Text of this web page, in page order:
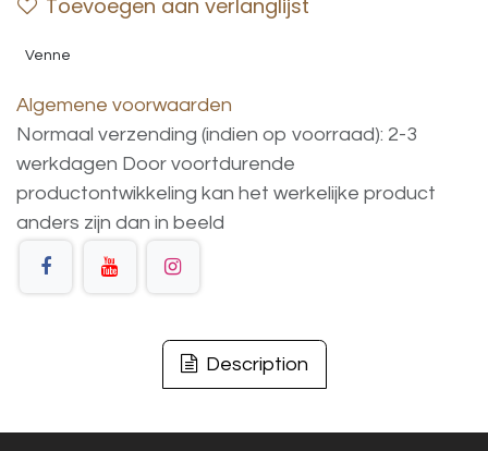
Toevoegen aan verlanglijst
Venne
Algemene voorwaarden
Normaal verzending (indien op voorraad): 2-3
werkdagen Door voortdurende
productontwikkeling kan het werkelijke product
anders zijn dan in beeld
Description